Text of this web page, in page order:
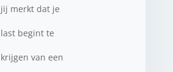
jij merkt dat je
last begint te
krijgen van een